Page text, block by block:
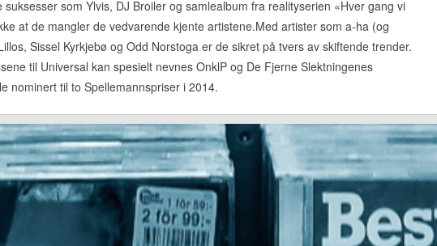
suksesser som Ylvis, DJ Broiler og samlealbum fra realityserien «Hver gang vi
at de mangler de vedvarende kjente artistene.Med artister som a-ha (og
Sissel Kyrkjebø og Odd Norstoga er de sikret på tvers av skiftende trender.
til Universal kan spesielt nevnes OnklP og De Fjerne Slektningenes
nominert til to Spellemannspriser i 2014.